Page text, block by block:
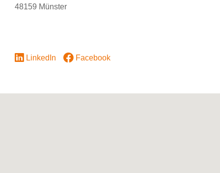
48159 Münster
LinkedIn Facebook